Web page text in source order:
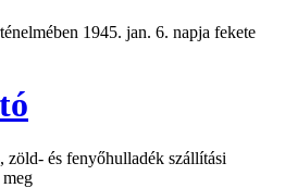
1945. jan. 6. napja fekete
zöld- és fenyőhulladék szállítási